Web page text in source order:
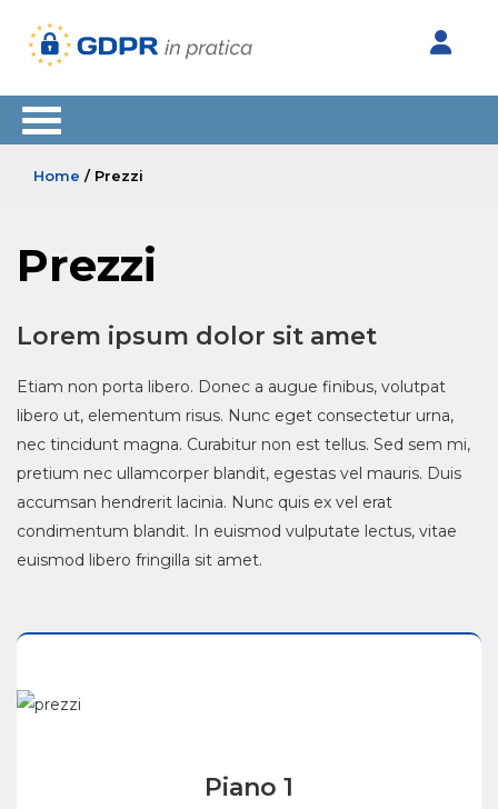
Home / Prezzi
Prezzi
Lorem ipsum dolor sit amet
Etiam non porta libero. Donec a augue finibus, volutpat
libero ut, elementum risus. Nunc eget consectetur urna,
nec tincidunt magna. Curabitur non est tellus. Sed sem mi,
pretium nec ullamcorper blandit, egestas vel mauris. Duis
accumsan hendrerit lacinia. Nunc quis ex vel erat
condimentum blandit. In euismod vulputate lectus, vitae
euismod libero fringilla sit amet.
Piano 1